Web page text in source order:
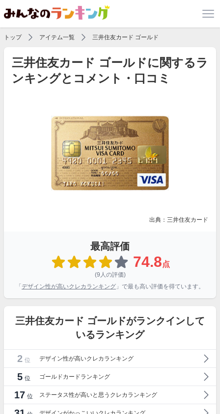
トップ アイテム一覧 三井住友カード ゴールド
三井住友カード ゴールドに関するラ
ンキングとコメント・口コミ
出典：三井住友カード
最高評価
74.8点
(9人の評価)
「 デザイン性が高いクレカランキング 」で最も高い評価を得ています。
三井住友カード ゴールドがランクインして
いるランキング
2 位 デザイン性が高いクレカランキング
5 位 ゴールドカードランキング
17 位 ステータス性が高いと思うクレカランキング